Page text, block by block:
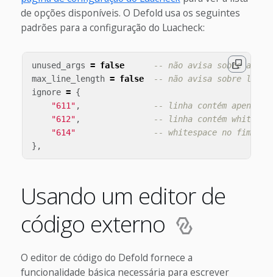
de opções disponíveis. O Defold usa os seguintes
padrões para a configuração do Luacheck:
unused_args = false
-- não avisa sobre
max_line_length = false
-- não avisa sobre
ignore = {
"611" ,
-- linha contém apenas
"612" ,
-- linha contém
"614"
-- whitespace no fim de
},
Usando um editor de
código externo
O editor de código do Defold fornece a
funcionalidade básica necessária para escrever